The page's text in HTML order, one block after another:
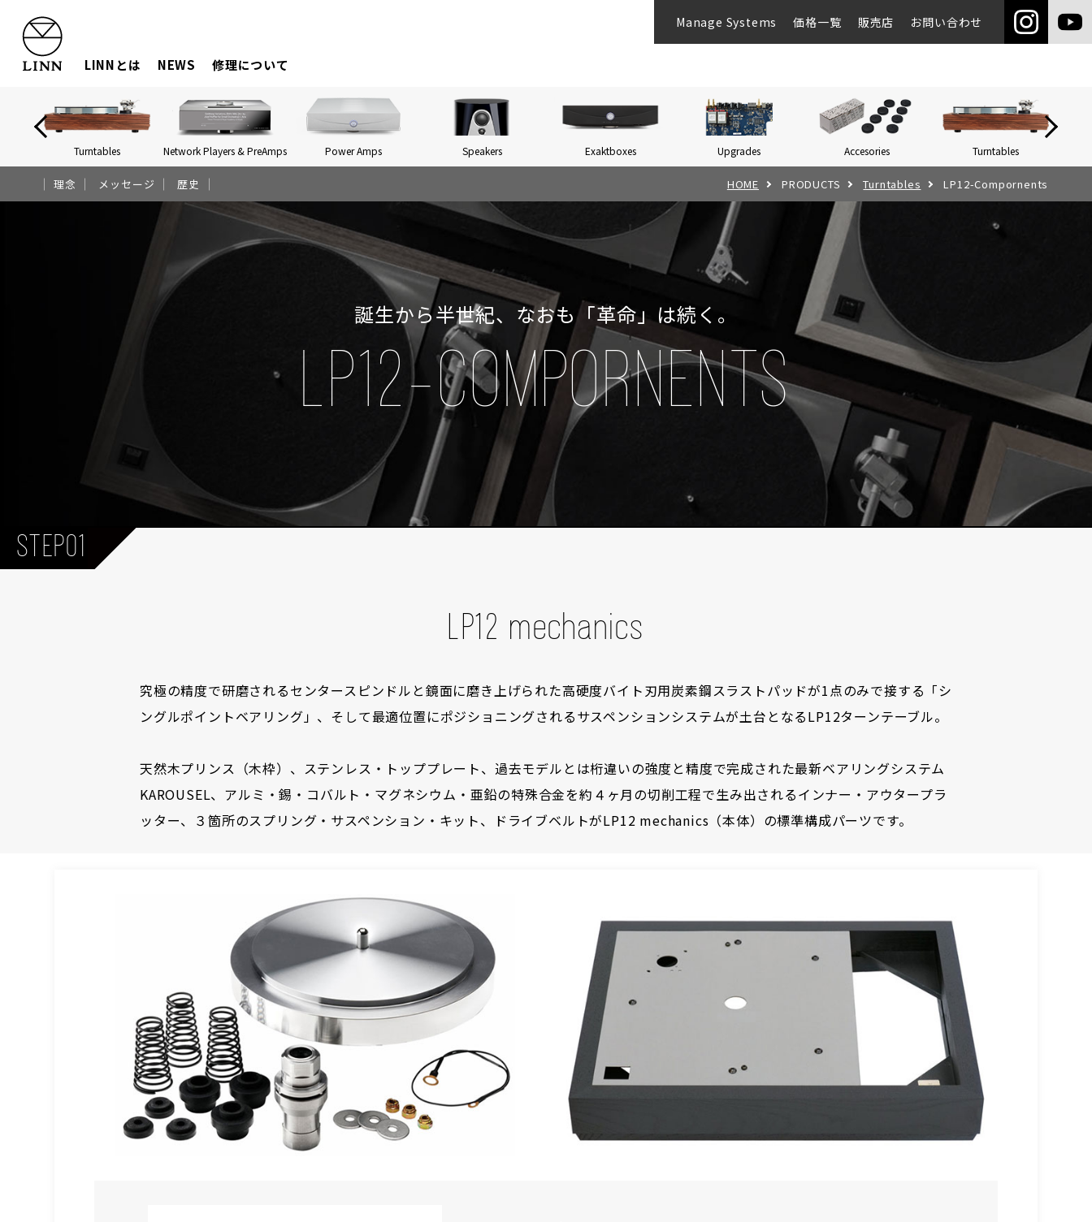
LINNとは NEWS 修理について
Manage Systems 価格一覧 販売店 お問い合わせ
Turntables Network Players & PreAmps Power Amps Speakers Exaktboxes Upgrades Accesories Turntables
理念 メッセージ 歴史 HOME PRODUCTS Turntables LP12-Compornents
誕生から半世紀、なおも「革命」は続く。
LP12-COMPORNENTS
STEP01
LP12 mechanics
究極の精度で研磨されるセンタースピンドルと鏡面に磨き上げられた高硬度バイト刃用炭素鋼スラストパッドが1点のみで接する「シ
ングルポイントベアリング」、そして最適位置にポジショニングされるサスペンションシステムが土台となるLP12ターンテーブル。
天然木プリンス（木枠）、ステンレス・トッププレート、過去モデルとは桁違いの強度と精度で完成された最新ベアリングシステム
KAROUSEL、アルミ・錫・コバルト・マグネシウム・亜鉛の特殊合金を約４ヶ月の切削工程で生み出されるインナー・アウタープラ
ッター、３箇所のスプリング・サスペンション・キット、ドライブベルトがLP12 mechanics（本体）の標準構成パーツです。